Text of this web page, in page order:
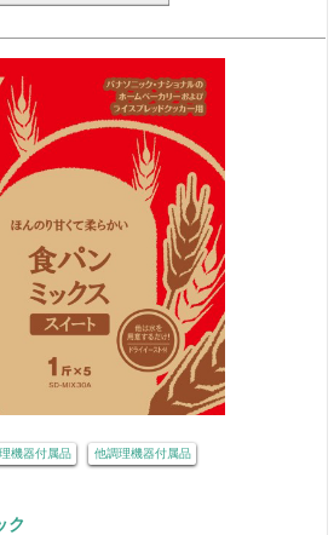
機器付属品 他調理機器付属品
ク